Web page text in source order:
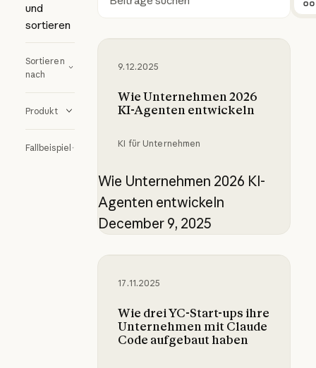
und
sortieren
Sortieren
nach
Produkt
Fallbeispiel
Suchen
9.12.2025
Wie Unternehmen 2026
KI-Agenten entwickeln
KI für Unternehmen
Wie Unternehmen 2026 KI-
Agenten entwickeln
December 9, 2025
Wie Unternehmen 2026 KI-
17.11.2025
Wie drei YC-Start-ups ihre
Unternehmen mit Claude
Code aufgebaut haben
Wie drei YC-Start-ups ihre